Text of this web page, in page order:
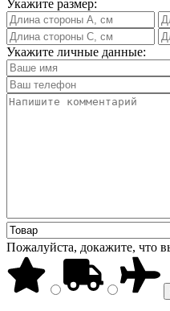
Укажите размер:
Укажите личные данные:
Пожалуйста, докажите, что